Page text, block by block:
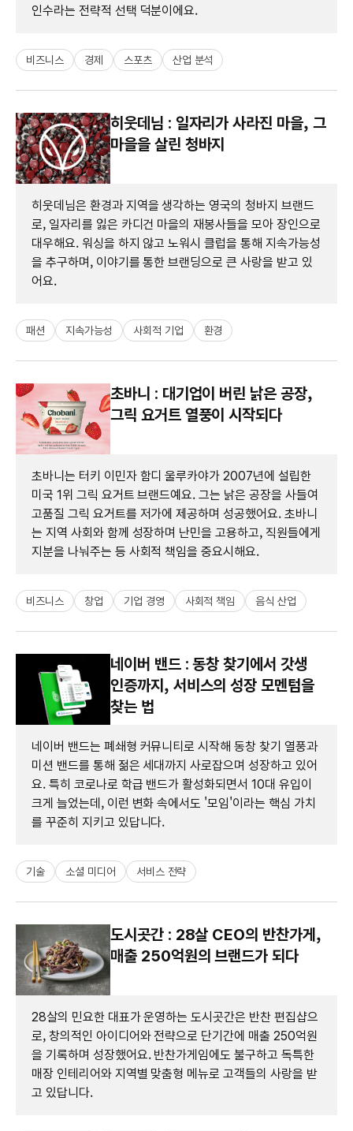
인수라는 전략적 선택 덕분이에요.
비즈니스 경제 스포츠 산업 분석
히웃데님 : 일자리가 사라진 마을, 그
마을을 살린 청바지
히웃데님은 환경과 지역을 생각하는 영국의 청바지 브랜드
로, 일자리를 잃은 카디건 마을의 재봉사들을 모아 장인으로
대우해요. 워싱을 하지 않고 노워시 클럽을 통해 지속가능성
을 추구하며, 이야기를 통한 브랜딩으로 큰 사랑을 받고 있
어요.
패션 지속가능성 사회적 기업 환경
초바니 : 대기업이 버린 낡은 공장,
그릭 요거트 열풍이 시작되다
초바니는 터키 이민자 함디 울루카야가 2007년에 설립한
미국 1위 그릭 요거트 브랜드예요. 그는 낡은 공장을 사들여
고품질 그릭 요거트를 저가에 제공하며 성공했어요. 초바니
는 지역 사회와 함께 성장하며 난민을 고용하고, 직원들에게
지분을 나눠주는 등 사회적 책임을 중요시해요.
비즈니스 창업 기업 경영 사회적 책임 음식 산업
네이버 밴드 : 동창 찾기에서 갓생
인증까지, 서비스의 성장 모멘텀을
찾는 법
네이버 밴드는 폐쇄형 커뮤니티로 시작해 동창 찾기 열풍과
미션 밴드를 통해 젊은 세대까지 사로잡으며 성장하고 있어
요. 특히 코로나로 학급 밴드가 활성화되면서 10대 유입이
크게 늘었는데, 이런 변화 속에서도 '모임'이라는 핵심 가치
를 꾸준히 지키고 있답니다.
기술 소셜 미디어 서비스 전략
도시곳간 : 28살 CEO의 반찬가게,
매출 250억원의 브랜드가 되다
28살의 민요한 대표가 운영하는 도시곳간은 반찬 편집샵으
로, 창의적인 아이디어와 전략으로 단기간에 매출 250억원
을 기록하며 성장했어요. 반찬가게임에도 불구하고 독특한
매장 인테리어와 지역별 맞춤형 메뉴로 고객들의 사랑을 받
고 있답니다.